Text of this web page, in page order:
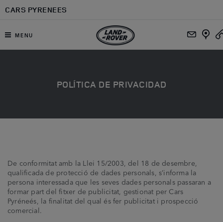
Ir al contenido principal
CARS PYRENEES
MENU
POLÍTICA DE PRIVACIDAD
De conformitat amb la Llei 15/2003, del 18 de desembre,
qualificada de protecció de dades personals, s’informa la
persona interessada que les seves dades personals passaran a
formar part del fitxer de publicitat, gestionat per Cars
Pyréneés, la finalitat del qual és fer publicitat i prospecció
comercial.